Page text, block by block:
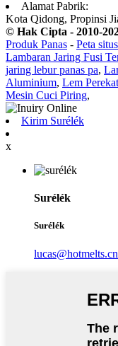
Alamat Pabrik:
Kota Qidong, Propinsi
© Hak Cipta - 2010-
Produk Panas - Peta situs
Lambaran Jaring Fusi
jaring lebur panas pa,
Aluminium, Lem
Mesin Cuci Piring,
Kirim Surélék
x
Surélék
Surélék
lucas@hotmelts.cn